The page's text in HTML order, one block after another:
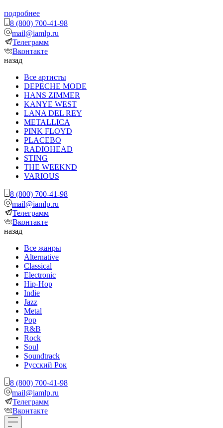
подробнее
8 (800) 700-41-98
mail@iamlp.ru
Телеграмм
Вконтакте
назад
Все артисты
DEPECHE MODE
HANS ZIMMER
KANYE WEST
LANA DEL REY
METALLICA
PINK FLOYD
PLACEBO
RADIOHEAD
STING
THE WEEKND
VARIOUS
8 (800) 700-41-98
mail@iamlp.ru
Телеграмм
Вконтакте
назад
Все жанры
Alternative
Classical
Electronic
Hip-Hop
Indie
Jazz
Metal
Pop
R&B
Rock
Soul
Soundtrack
Русский Рок
8 (800) 700-41-98
mail@iamlp.ru
Телеграмм
Вконтакте